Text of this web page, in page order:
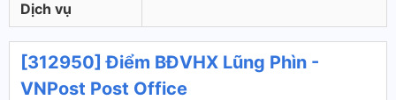
Dịch vụ
[312950] Điểm BĐVHX Lũng Phìn -
VNPost Post Office